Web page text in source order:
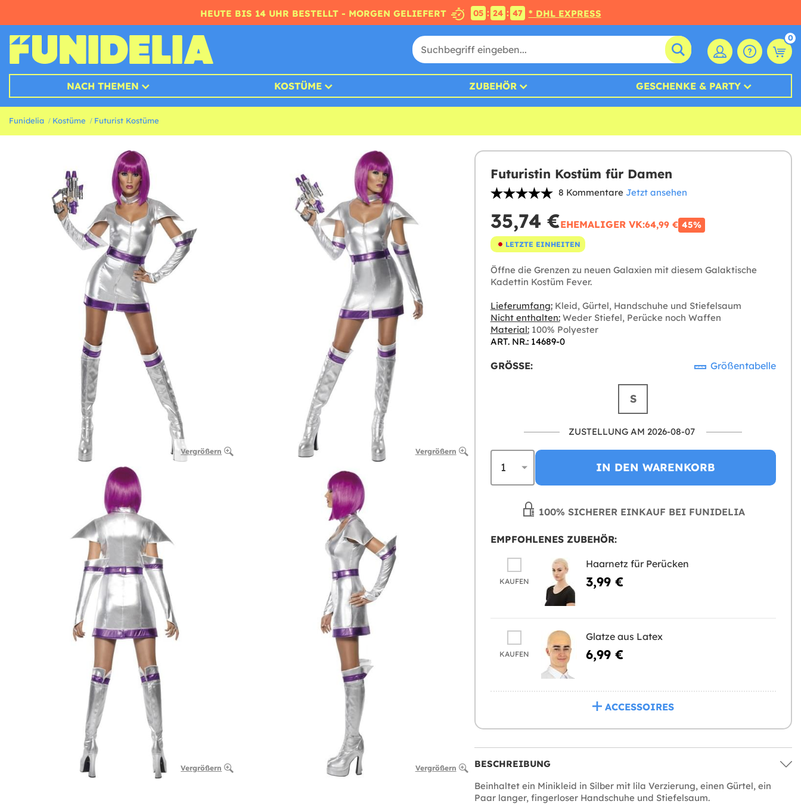
HEUTE BIS 14 UHR BESTELLT - MORGEN GELIEFERT 05 : 24 : 46 * DHL EXPRESS
0
NACH THEMEN KOSTÜME ZUBEHÖR GESCHENKE & PARTY
Funidelia Kostüme Futurist Kostüme
Vergrößern Vergrößern
Vergrößern Vergrößern
Futuristin Kostüm für Damen
8 Kommentare Jetzt ansehen
35,74 €EHEMALIGER VK:64,99 € 45%
LETZTE EINHEITEN
Öffne die Grenzen zu neuen Galaxien mit diesem Galaktische
Kadettin Kostüm Fever.
Lieferumfang:Kleid, Gürtel, Handschuhe und Stiefelsaum
Nicht enthalten:Weder Stiefel, Perücke noch Waffen
Material:100% Polyester
ART. NR.: 14689-0
GRÖSSE: Größentabelle
S
ZUSTELLUNG AM 2026-08-07
IN DEN WARENKORB
100% SICHERER EINKAUF BEI FUNIDELIA
EMPFOHLENES ZUBEHÖR:
KAUFEN
Haarnetz für Perücken
3,99 €
KAUFEN
Glatze aus Latex
6,99 €
ACCESSOIRES
BESCHREIBUNG
Beinhaltet ein Minikleid in Silber mit lila Verzierung, einen Gürtel, ein
Paar langer, fingerloser Handschuhe und Stiefelsaum.